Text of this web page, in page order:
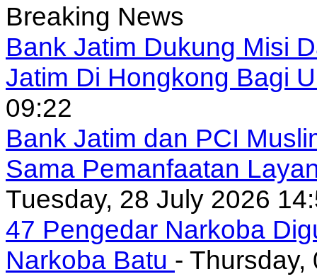
Breaking News
Bank Jatim Dukung Misi
Jatim Di Hongkong Bagi
09:22
Bank Jatim dan PCI
Sama Pemanfaatan
Tuesday, 28 July 2026
47 Pengedar Narkoba
Narkoba Batu - Thursday,